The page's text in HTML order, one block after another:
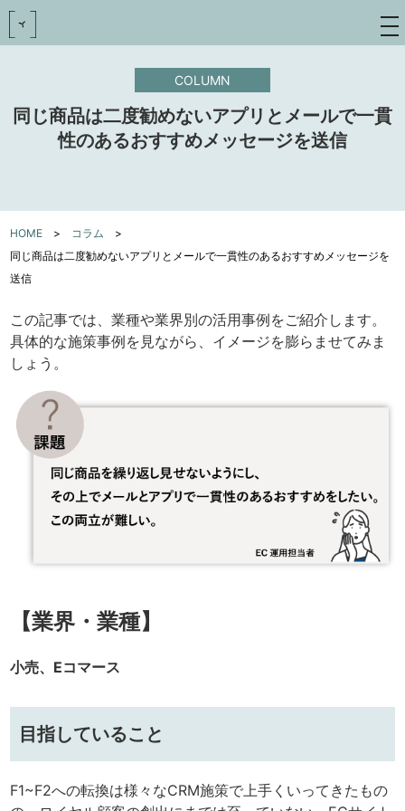
toggle
COLUMN
同じ商品は二度勧めないアプリとメールで一貫
性のあるおすすめメッセージを送信
HOME > コラム >
同じ商品は二度勧めないアプリとメールで一貫性のあるおすすめメッセージを
送信
この記事では、業種や業界別の活用事例をご紹介します。
具体的な施策事例を見ながら、イメージを膨らませてみま
しょう。
【業界・業種】
小売、Eコマース
目指していること
F1~F2への転換は様々なCRM施策で上手くいってきたもの